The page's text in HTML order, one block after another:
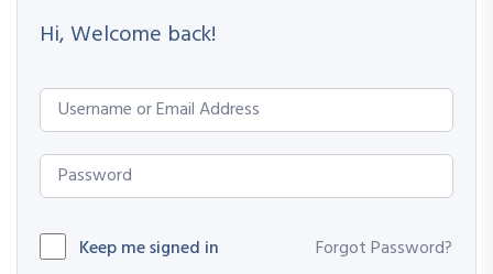
Hi, Welcome back!
Keep me signed in Forgot Password?